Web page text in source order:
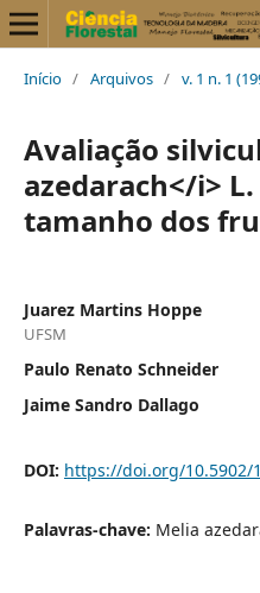
Início / Arquivos / v. 1 n. 1
Avaliação
azedarach</i>
tamanho dos
Juarez Martins Hoppe
UFSM
Paulo Renato Schneider
Jaime Sandro Dallago
DOI: https://doi.org/10.5902/
Palavras-chave: Melia